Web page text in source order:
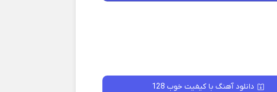
دانلود آهنگ با کیفیت خوب 128